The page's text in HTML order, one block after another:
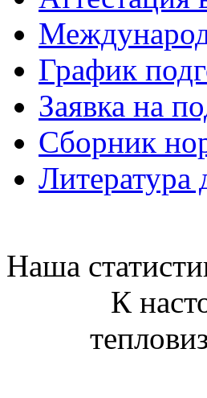
График
Заявка на
Сборник
Литература
Наша
К